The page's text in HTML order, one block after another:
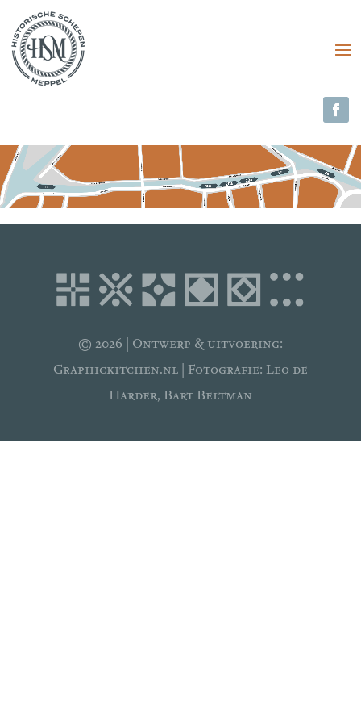
© 2026 | Ontwerp & uitvoering:
Graphickitchen.nl| Fotografie: Leo de
Harder, Bart Beltman